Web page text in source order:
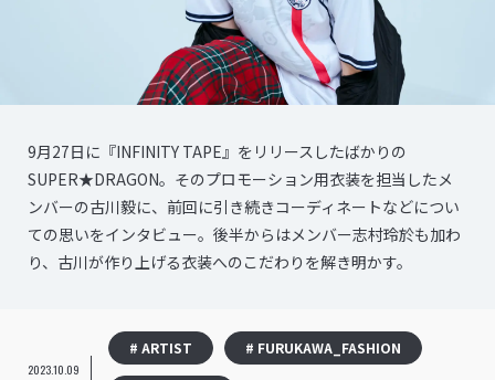
9月27日に『INFINITY TAPE』をリリースしたばかりの
SUPER★DRAGON。そのプロモーション用衣装を担当したメ
ンバーの古川毅に、前回に引き続きコーディネートなどについ
ての思いをインタビュー。後半からはメンバー志村玲於も加わ
り、古川が作り上げる衣装へのこだわりを解き明かす。
2023.10.09
# ARTIST # FURUKAWA_FASHION